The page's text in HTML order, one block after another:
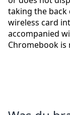
taking the
wireless card
accompanied
Chromebook is